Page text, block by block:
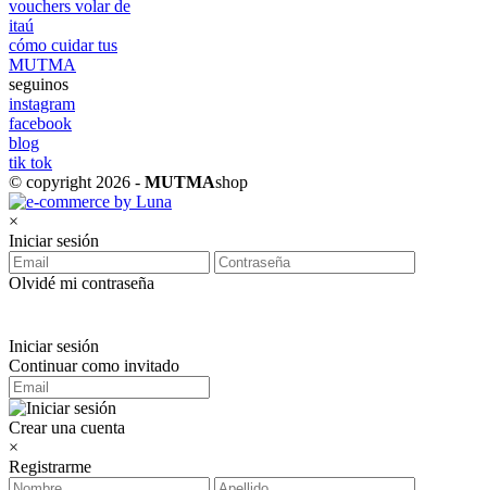
vouchers volar de
itaú
cómo cuidar tus
MUTMA
seguinos
instagram
facebook
blog
tik tok
© copyright 2026 - MUTMAshop
×
Iniciar sesión
Olvidé mi contraseña
Iniciar sesión
Continuar como invitado
Crear una cuenta
×
Registrarme